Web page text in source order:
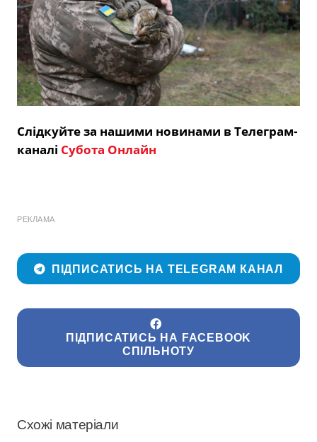
Слідкуйте за нашими новинами в Телеграм-
каналі Субота Онлайн
РЕКЛАМА
ПІДПИСАТИСЬ НА TELEGRAM КАНАЛ
ПІДПИСАТИСЬ НА FACEBOOK
СПІЛЬНОТУ
Схожі матеріали